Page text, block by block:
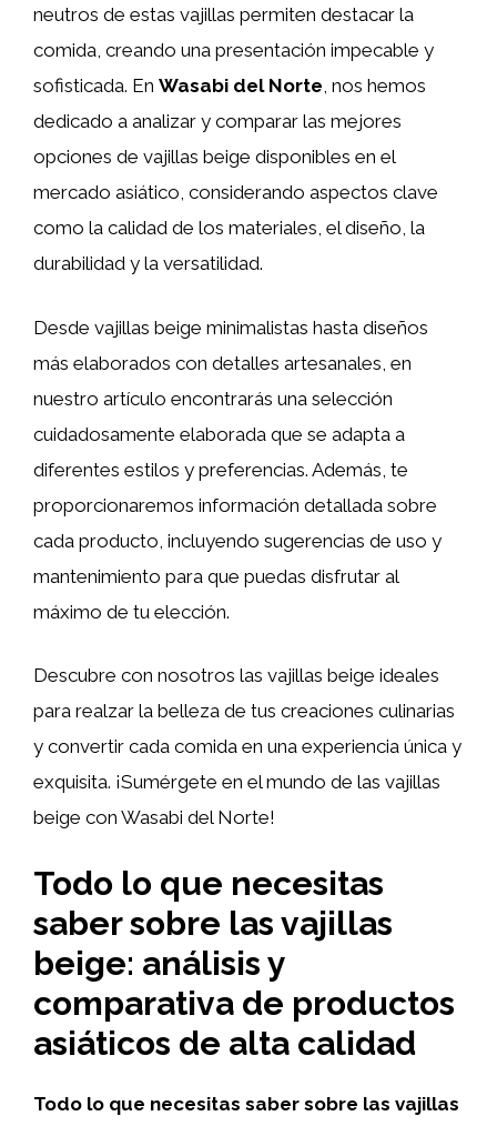
neutros de estas vajillas permiten destacar la
comida, creando una presentación impecable y
sofisticada. En Wasabi del Norte, nos hemos
dedicado a analizar y comparar las mejores
opciones de vajillas beige disponibles en el
mercado asiático, considerando aspectos clave
como la calidad de los materiales, el diseño, la
durabilidad y la versatilidad.
Desde vajillas beige minimalistas hasta diseños
más elaborados con detalles artesanales, en
nuestro artículo encontrarás una selección
cuidadosamente elaborada que se adapta a
diferentes estilos y preferencias. Además, te
proporcionaremos información detallada sobre
cada producto, incluyendo sugerencias de uso y
mantenimiento para que puedas disfrutar al
máximo de tu elección.
Descubre con nosotros las vajillas beige ideales
para realzar la belleza de tus creaciones culinarias
y convertir cada comida en una experiencia única y
exquisita. ¡Sumérgete en el mundo de las vajillas
beige con Wasabi del Norte!
Todo lo que necesitas
saber sobre las vajillas
beige: análisis y
comparativa de productos
asiáticos de alta calidad
Todo lo que necesitas saber sobre las vajillas